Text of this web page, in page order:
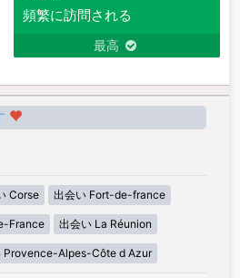
頻繁に訪問される
最高
Corse 出会い Fort-de-france
France 出会い La Réunion
Provence-Alpes-Côte d Azur